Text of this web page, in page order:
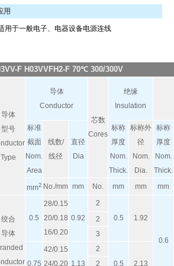
用
用于一般电子、电器设备电源连线
F H03VVFH2-F 70℃ 300/300V
导体
型号
Type
导体
Conductor
芯数
Cores
绝缘
Insulation
标准
截面
Nom.
Area
线数/
线径
直径
Dia
标称
厚度
Nom.
Thick.
标称外
径
Nom.
Dia.
标称
厚度
Nom.
Thick.
mm2 No./mm mm No. mm mm mm
绞合
导体
0.5
28/0.15
20/0.18
16/0.20
0.92
2
0.5
1.92
0.6
2
3
0.75
42/0.15
24/0.20 1.13
2
0.5
2.13
2